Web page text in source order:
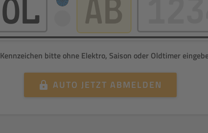
Kennzeichen bitte ohne Elektro, Saison oder Oldtimer
AUTO JETZT ABMELDEN